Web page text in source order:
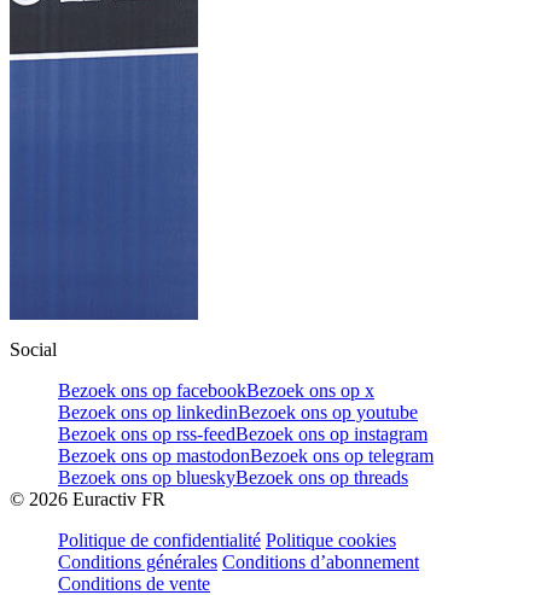
Social
Bezoek ons op facebookBezoek ons op x
Bezoek ons op linkedinBezoek ons op youtube
Bezoek ons op rss-feedBezoek ons op instagram
Bezoek ons op mastodonBezoek ons op telegram
Bezoek ons op blueskyBezoek ons op threads
© 2026 Euractiv FR
Politique de confidentialité Politique cookies
Conditions générales Conditions d’abonnement
Conditions de vente